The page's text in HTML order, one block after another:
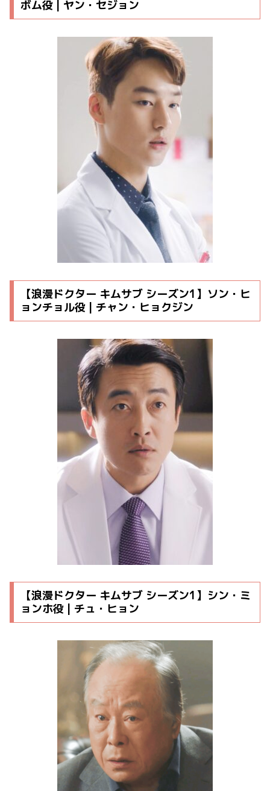
ボム役 | ヤン・セジョン
【浪漫ドクター キムサブ シーズン1】ソン・ヒ
ョンチョル役 | チャン・ヒョクジン
【浪漫ドクター キムサブ シーズン1】シン・ミ
ョンホ役 | チュ・ヒョン